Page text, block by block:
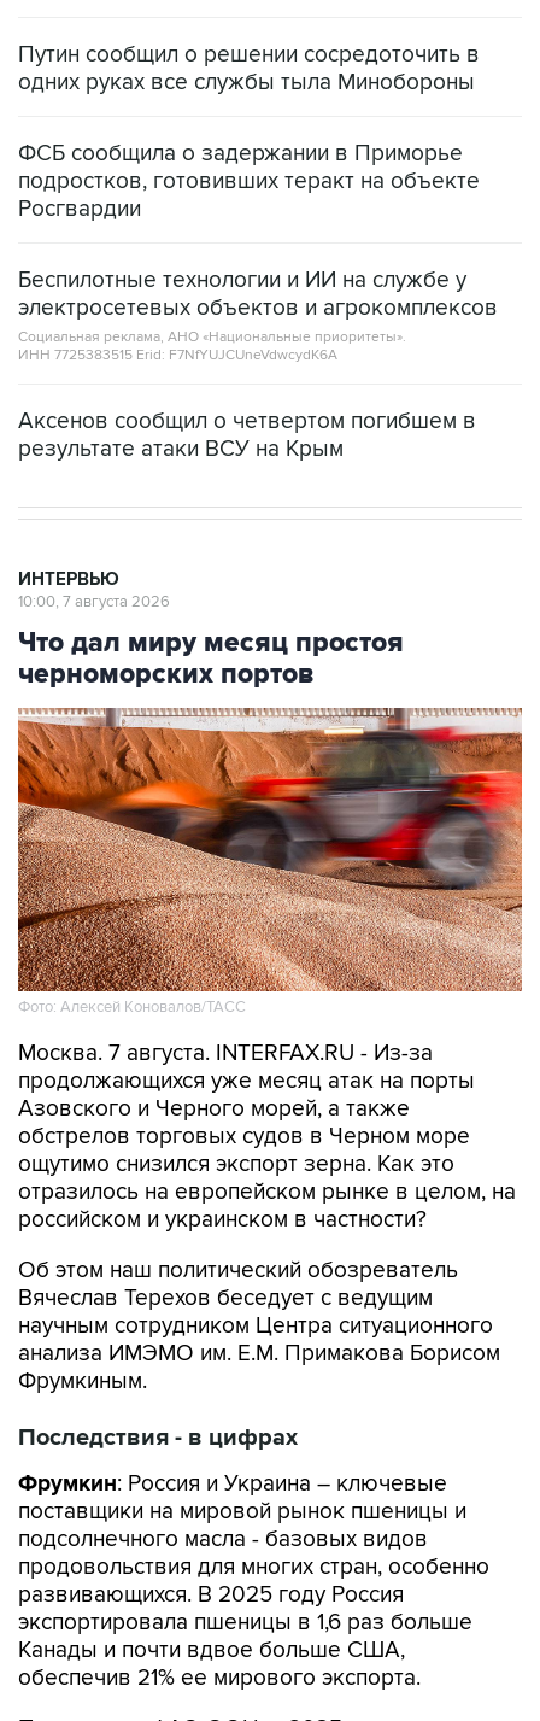
Путин сообщил о решении сосредоточить в
одних руках все службы тыла Минобороны
ФСБ сообщила о задержании в Приморье
подростков, готовивших теракт на объекте
Росгвардии
Беспилотные технологии и ИИ на службе у
электросетевых объектов и агрокомплексов
Социальная реклама, АНО «Национальные приоритеты».
ИНН 7725383515 Erid: F7NfYUJCUneVdwcydK6A
Аксенов сообщил о четвертом погибшем в
результате атаки ВСУ на Крым
ИНТЕРВЬЮ
10:00, 7 августа 2026
Что дал миру месяц простоя
черноморских портов
Фото: Алексей Коновалов/ТАСС
Москва. 7 августа. INTERFAX.RU - Из-за
продолжающихся уже месяц атак на порты
Азовского и Черного морей, а также
обстрелов торговых судов в Черном море
ощутимо снизился экспорт зерна. Как это
отразилось на европейском рынке в целом, на
российском и украинском в частности?
Об этом наш политический обозреватель
Вячеслав Терехов беседует с ведущим
научным сотрудником Центра ситуационного
анализа ИМЭМО им. Е.М. Примакова Борисом
Фрумкиным.
Последствия - в цифрах
Фрумкин: Россия и Украина – ключевые
поставщики на мировой рынок пшеницы и
подсолнечного масла - базовых видов
продовольствия для многих стран, особенно
развивающихся. В 2025 году Россия
экспортировала пшеницы в 1,6 раз больше
Канады и почти вдвое больше США,
обеспечив 21% ее мирового экспорта.